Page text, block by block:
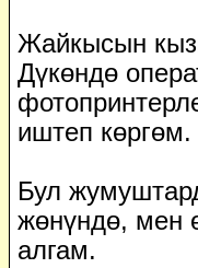
Жайкысын
Дүкөндө
иштеп көргөм.
Бул
жөнүндө, мен
алгам.